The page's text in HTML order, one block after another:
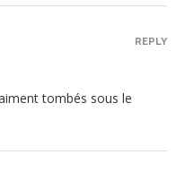
tombés sous le
REPLY